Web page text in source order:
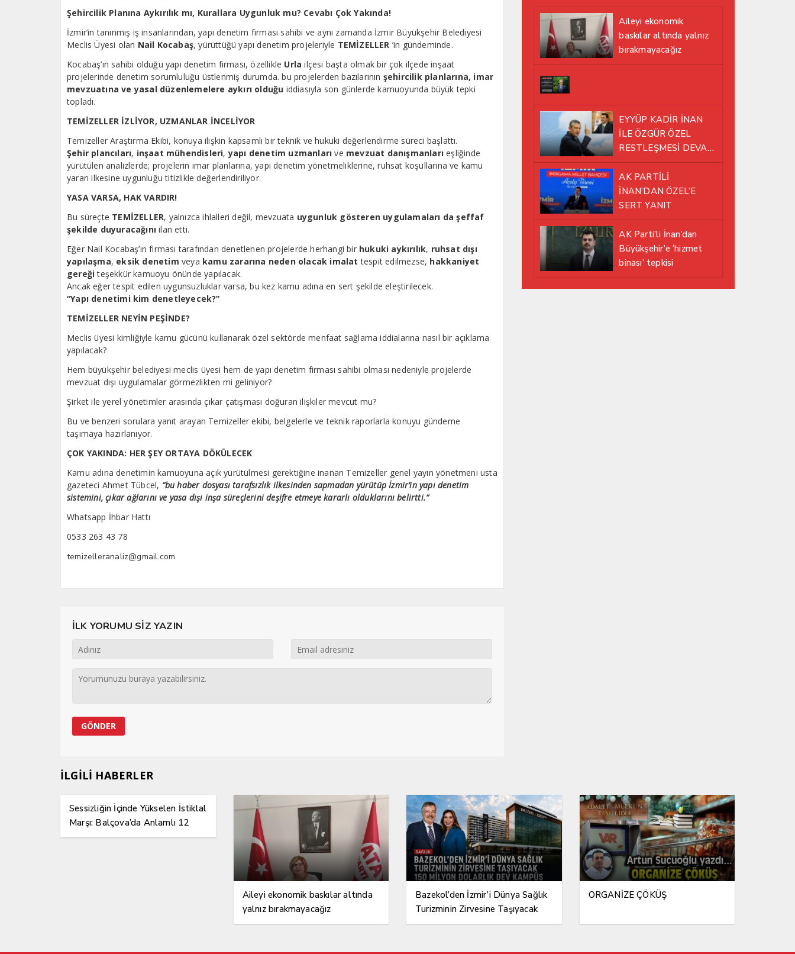
Şehircilik Planına Aykırılık mı, Kurallara Uygunluk mu? Cevabı Çok Yakında!
İzmir’in tanınmış iş insanlarından, yapı denetim firması sahibi ve aynı zamanda İzmir Büyükşehir Belediyesi
Meclis Üyesi olan Nail Kocabaş, yürüttüğü yapı denetim projeleriyle TEMİZELLER ’in gündeminde.
Kocabaş’ın sahibi olduğu yapı denetim firması, özellikle Urlailçesi başta olmak bir çok ilçede inşaat
projelerinde denetim sorumluluğu üstlenmiş durumda. bu projelerden bazılarının şehircilik planlarına, imar
mevzuatına ve yasal düzenlemelere aykırı olduğu iddiasıyla son günlerde kamuoyunda büyük tepki
topladı.
TEMİZELLER İZLİYOR, UZMANLAR İNCELİYOR
Temizeller Araştırma Ekibi, konuya ilişkin kapsamlı bir teknik ve hukuki değerlendirme süreci başlattı.
Şehir plancıları, inşaat mühendisleri,yapı denetim uzmanları ve mevzuat danışmanları eşliğinde
yürütülen analizlerde; projelerin imar planlarına, yapı denetim yönetmeliklerine, ruhsat koşullarına ve kamu
yararı ilkesine uygunluğu titizlikle değerlendiriliyor.
YASA VARSA, HAK VARDIR!
Bu süreçte TEMİZELLER, yalnızca ihlalleri değil, mevzuata uygunluk gösteren uygulamaları da şeffaf
şekilde duyuracağını ilan etti.
Eğer Nail Kocabaş’ın firması tarafından denetlenen projelerde herhangi bir hukuki aykırılık, ruhsat dışı
yapılaşma, eksik denetim veya kamu zararına neden olacak imalat tespit edilmezse, hakkaniyet
gereğiteşekkür kamuoyu önünde yapılacak.
Ancak eğer tespit edilen uygunsuzluklar varsa, bu kez kamu adına en sert şekilde eleştirilecek.
“Yapı denetimi kim denetleyecek?”
TEMİZELLER NEYİN PEŞİNDE?
Meclis üyesi kimliğiyle kamu gücünü kullanarak özel sektörde menfaat sağlama iddialarına nasıl bir açıklama
yapılacak?
Hem büyükşehir belediyesi meclis üyesi hem de yapı denetim firması sahibi olması nedeniyle projelerde
mevzuat dışı uygulamalar görmezlikten mi geliniyor?
Şirket ile yerel yönetimler arasında çıkar çatışması doğuran ilişkiler mevcut mu?
Bu ve benzeri sorulara yanıt arayan Temizeller ekibi, belgelerle ve teknik raporlarla konuyu gündeme
taşımaya hazırlanıyor.
ÇOK YAKINDA: HER ŞEY ORTAYA DÖKÜLECEK
Kamu adına denetimin kamuoyuna açık yürütülmesi gerektiğine inanan Temizeller genel yayın yönetmeni usta
gazeteci Ahmet Tübcel, “bu haber dosyası tarafsızlık ilkesinden sapmadan yürütüp İzmir’in yapı denetim
sistemini, çıkar ağlarını ve yasa dışı inşa süreçlerini deşifre etmeye kararlı olduklarını belirtti.”
Whatsapp İhbar Hattı
0533 263 43 78
temizelleranaliz@gmail.com
İLK YORUMU SİZ YAZIN
Aileyi ekonomik
baskılar altında yalnız
bırakmayacağız
EYYÜP KADİR İNAN
İLE ÖZGÜR ÖZEL
RESTLEŞMESİ DEVAM
EDİYOR
AK PARTİLİ
İNAN’DAN ÖZEL’E
SERT YANIT
AK Parti’li İnan’dan
Büyükşehir’e ‘hizmet
binası’ tepkisi
İLGİLİ HABERLER
Sessizliğin İçinde Yükselen İstiklal
Marşı: Balçova’da Anlamlı 12
Mart Etkinliği
Aileyi ekonomik baskılar altında
yalnız bırakmayacağız
Bazekol’den İzmir’i Dünya Sağlık
Turizminin Zirvesine Taşıyacak
150 Milyon Dolarlık Dev Kampüs
ORGANİZE ÇÖKÜŞ